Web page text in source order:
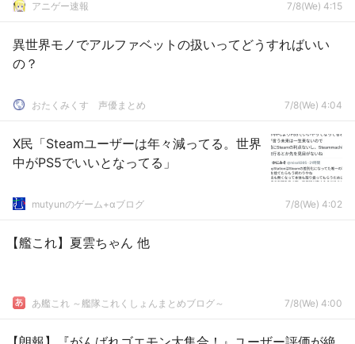
アニゲー速報 7/8(We) 4:15
異世界モノでアルファベットの扱いってどうすればいい
の？
おたくみくす 声優まとめ 7/8(We) 4:04
X民「Steamユーザーは年々減ってる。世界
中がPS5でいいとなってる」
mutyunのゲーム+αブログ 7/8(We) 4:02
【艦これ】夏雲ちゃん 他
あ艦これ ～艦隊これくしょんまとめブログ～ 7/8(We) 4:00